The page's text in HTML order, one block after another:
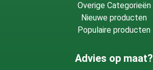
Overige Categorieën
Nieuwe producten
Populaire producten
Advies op maat?